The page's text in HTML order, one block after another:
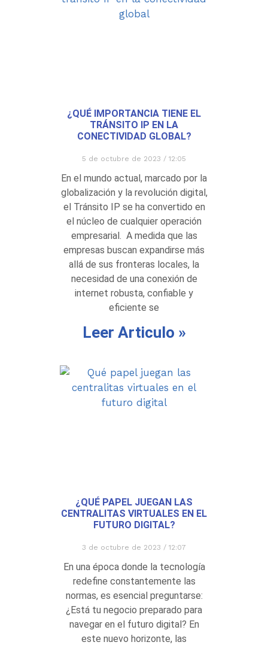
¿QUÉ IMPORTANCIA TIENE EL
TRÁNSITO IP EN LA
CONECTIVIDAD GLOBAL?
5 de octubre de 2023 12:05
En el mundo actual, marcado por la
globalización y la revolución digital,
el Tránsito IP se ha convertido en
el núcleo de cualquier operación
empresarial. A medida que las
empresas buscan expandirse más
allá de sus fronteras locales, la
necesidad de una conexión de
internet robusta, confiable y
eficiente se
Leer Articulo »
¿QUÉ PAPEL JUEGAN LAS
CENTRALITAS VIRTUALES EN EL
FUTURO DIGITAL?
3 de octubre de 2023 12:07
En una época donde la tecnología
redefine constantemente las
normas, es esencial preguntarse:
¿Está tu negocio preparado para
navegar en el futuro digital? En
este nuevo horizonte, las